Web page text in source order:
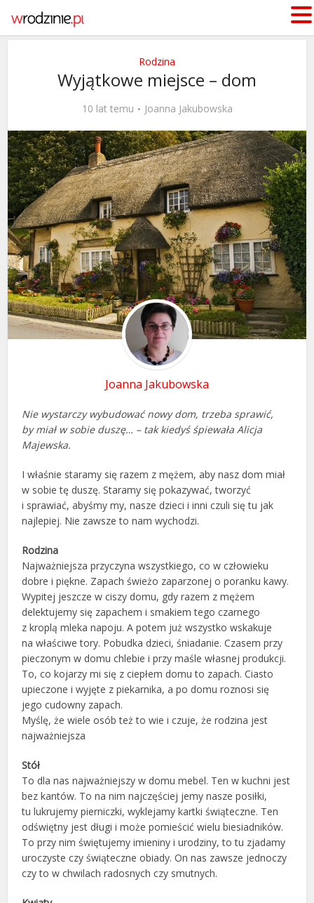
Rodzina
Wyjątkowe miejsce – dom
10 lat temu Joanna Jakubowska
Joanna Jakubowska
Nie wystarczy wybudować nowy dom, trzeba sprawić,
by miał w sobie duszę… – tak kiedyś śpiewała Alicja
Majewska.
I właśnie staramy się razem z mężem, aby nasz dom miał
w sobie tę duszę. Staramy się pokazywać, tworzyć
i sprawiać, abyśmy my, nasze dzieci i inni czuli się tu jak
najlepiej. Nie zawsze to nam wychodzi.
Rodzina
Najważniejsza przyczyna wszystkiego, co w człowieku
dobre i piękne. Zapach świeżo zaparzonej o poranku kawy.
Wypitej jeszcze w ciszy domu, gdy razem z mężem
delektujemy się zapachem i smakiem tego czarnego
z kroplą mleka napoju. A potem już wszystko wskakuje
na właściwe tory. Pobudka dzieci, śniadanie. Czasem przy
pieczonym w domu chlebie i przy maśle własnej produkcji.
To, co kojarzy mi się z ciepłem domu to zapach. Ciasto
upieczone i wyjęte z piekarnika, a po domu roznosi się
jego cudowny zapach.
Myślę, że wiele osób też to wie i czuje, że rodzina jest
najważniejsza
Stół
To dla nas najważniejszy w domu mebel. Ten w kuchni jest
bez kantów. To na nim najczęściej jemy nasze posiłki,
tu lukrujemy pierniczki, wyklejamy kartki świąteczne. Ten
odświętny jest długi i może pomieścić wielu biesiadników.
To przy nim świętujemy imieniny i urodziny, to tu zjadamy
uroczyste czy świąteczne obiady. On nas zawsze jednoczy
czy to w chwilach radosnych czy smutnych.